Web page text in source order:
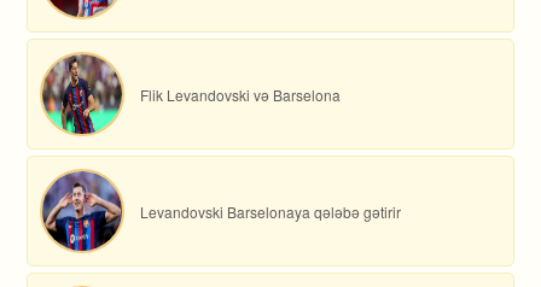
Flik Levandovski və Barselona
Levandovski Barselonaya qələbə gətirir